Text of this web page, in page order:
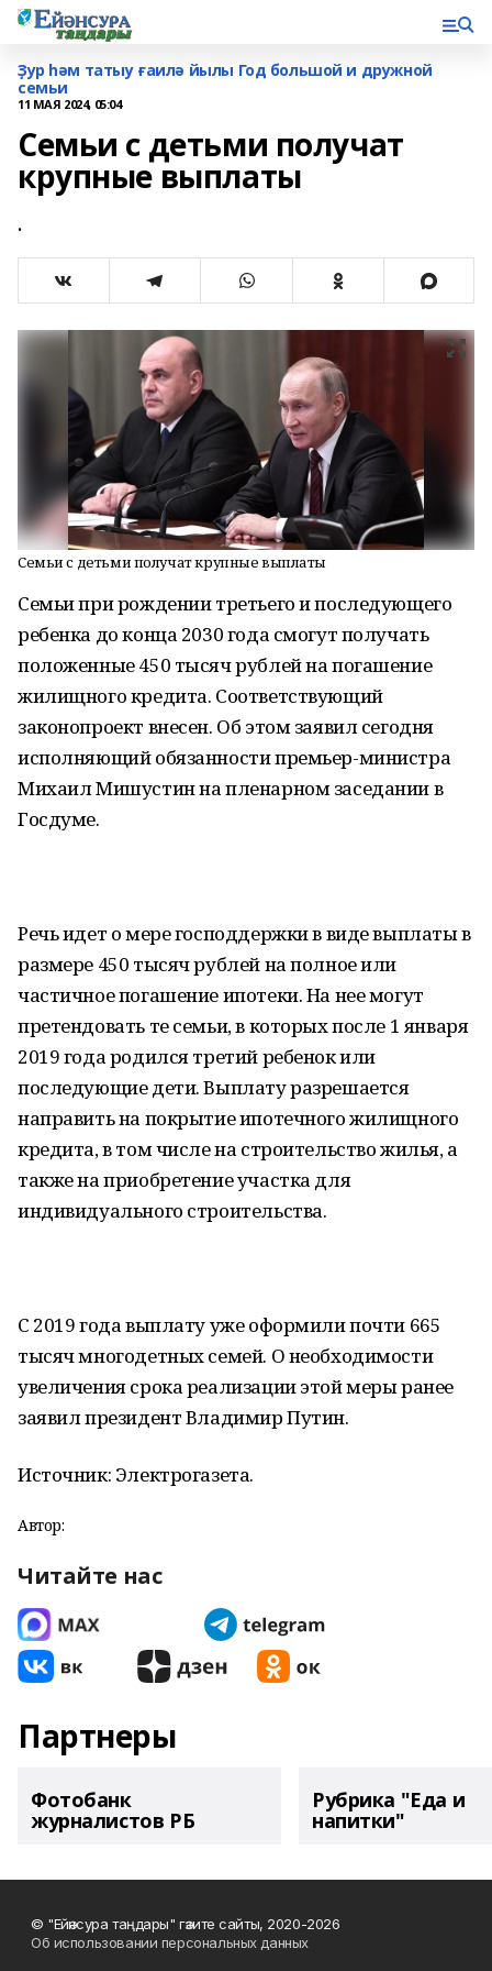
Ҙур һәм татыу ғаилә йылы Год большой и дружной
семьи
11 МАЯ 2024, 05:04
Семьи с детьми получат
крупные выплаты
.
Семьи с детьми получат крупные выплаты
Семьи при рождении третьего и последующего
ребенка до конца 2030 года смогут получать
положенные 450 тысяч рублей на погашение
жилищного кредита. Соответствующий
законопроект внесен. Об этом заявил сегодня
исполняющий обязанности премьер-министра
Михаил Мишустин на пленарном заседании в
Госдуме.
Речь идет о мере господдержки в виде выплаты в
размере 450 тысяч рублей на полное или
частичное погашение ипотеки. На нее могут
претендовать те семьи, в которых после 1 января
2019 года родился третий ребенок или
последующие дети. Выплату разрешается
направить на покрытие ипотечного жилищного
кредита, в том числе на строительство жилья, а
также на приобретение участка для
индивидуального строительства.
С 2019 года выплату уже оформили почти 665
тысяч многодетных семей. О необходимости
увеличения срока реализации этой меры ранее
заявил президент Владимир Путин.
Источник: Электрогазета.
Автор:
Читайте нас
Партнеры
Фотобанк
журналистов РБ
Рубрика "Еда и
напитки"
© "Ейәнсура таңдары" гәзите сайты, 2020-2026
Об использовании персональных данных